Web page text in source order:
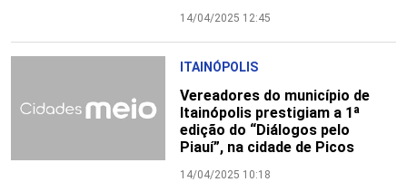
14/04/2025 12:45
ITAINÓPOLIS
Vereadores do município de
Itainópolis prestigiam a 1ª
edição do “Diálogos pelo
Piauí”, na cidade de Picos
14/04/2025 10:18